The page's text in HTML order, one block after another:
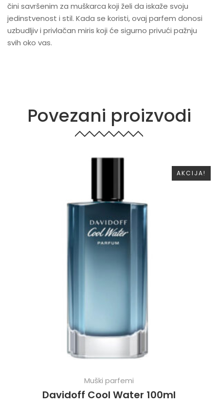
čini savršenim za muškarca koji želi da iskaže svoju
jedinstvenost i stil. Kada se koristi, ovaj parfem donosi
uzbudljiv i privlačan miris koji će sigurno privući pažnju
svih oko vas.
Povezani proizvodi
AKCIJA!
Muški parfemi
Davidoff Cool Water 100ml